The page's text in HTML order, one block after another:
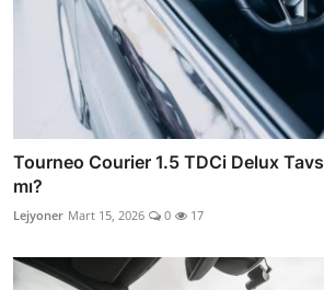
Tourneo Courier 1.5 TDCi Delux
mı?
Lejyoner Mart 15, 2026 0 17